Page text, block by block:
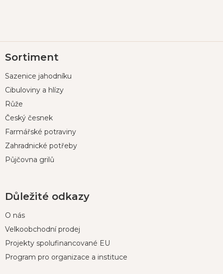
á
a
Sortiment
Sazenice jahodníku
Cibuloviny a hlízy
Růže
Český česnek
Farmářské potraviny
Zahradnické potřeby
Půjčovna grilů
Důležité odkazy
O nás
Velkoobchodní prodej
Projekty spolufinancované EU
Program pro organizace a instituce